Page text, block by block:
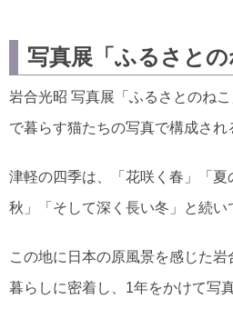
写真展「ふるさとの
岩合光昭 写真展「ふるさとのね
で暮らす猫たちの写真で構成され
津軽の四季は、「花咲く春」「夏
秋」「そして深く長い冬」と続い
この地に日本の原風景を感じた
暮らしに密着し、1年をかけて写